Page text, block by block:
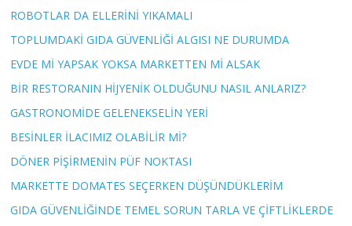
ROBOTLAR DA ELLERİNİ YIKAMALI
TOPLUMDAKİ GIDA GÜVENLİĞİ ALGISI NE DURUMDA
EVDE Mİ YAPSAK YOKSA MARKETTEN Mİ ALSAK
BİR RESTORANIN HİJYENİK OLDUĞUNU NASIL ANLARIZ?
GASTRONOMİDE GELENEKSELİN YERİ
BESİNLER İLACIMIZ OLABİLİR Mİ?
DÖNER PİŞİRMENİN PÜF NOKTASI
MARKETTE DOMATES SEÇERKEN DÜŞÜNDÜKLERİM
GIDA GÜVENLİĞİNDE TEMEL SORUN TARLA VE ÇİFTLİKLERDE